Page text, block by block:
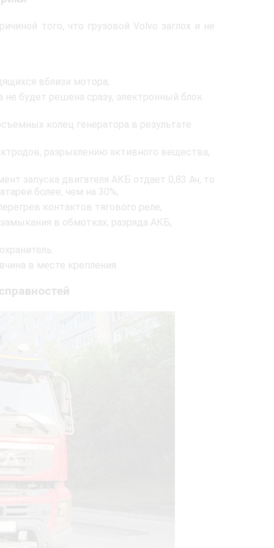
того, что грузовой Volvo заглох и не
вблизи мотора;
будет решена сразу, электронный блок
колец генератора в результате
разрыхлению активного вещества,
запуска двигателя АКБ отдает 0,83 Ач, то
более, чем на 30%;
контактов тягового реле;
в обмотках, разряда АКБ,
в месте крепления.